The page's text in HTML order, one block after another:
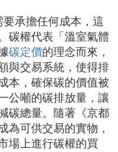
承擔任何成本，這
碳權代表「溫室氣體
碳定價的理念而來，
與交易系統，使得排
本，確保碳的價值被
公噸的碳排放量，讓
碳總量。隨著《京都
為可供交易的實物，
場上進行碳權的買